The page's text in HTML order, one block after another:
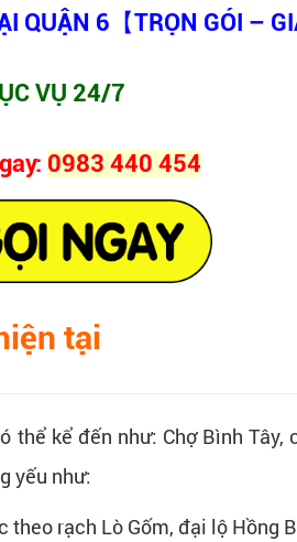
QUẬN 6【TRỌN GÓI –
VỤ 24/7
0983 440 454
tại
kể đến như: Chợ Bình Tây,
yếu như:
theo rạch Lò Gốm, đại lộ Hồng